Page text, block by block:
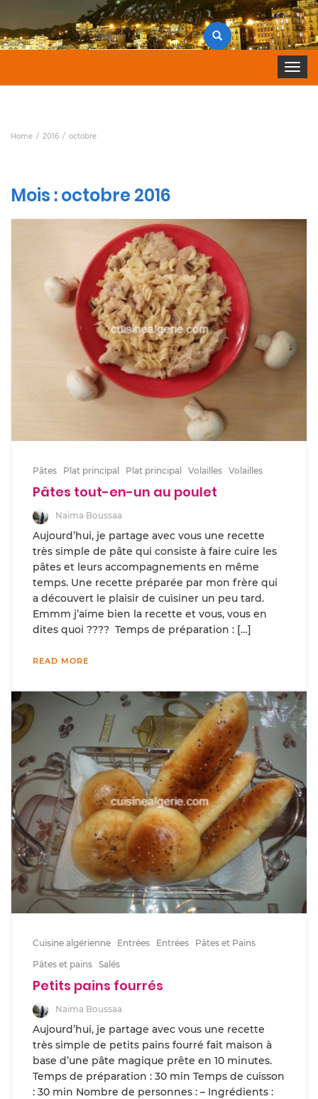
Search
for:
Toggle
Home 2016 octobre
Mois :octobre 2016
Pâtes Plat principal Plat principal Volailles Volailles
Pâtes tout-en-un au poulet
Naima Boussaa
Aujourd’hui, je partage avec vous une recette
très simple de pâte qui consiste à faire cuire les
pâtes et leurs accompagnements en même
temps. Une recette préparée par mon frère qui
a découvert le plaisir de cuisiner un peu tard.
Emmm j’aime bien la recette et vous, vous en
dites quoi ???? Temps de préparation : […]
READ MORE
Cuisine algérienne Entrées Entrées
Pâtes et Pains
Pâtes et pains Salés
Petits pains fourrés
Naima Boussaa
Aujourd’hui, je partage avec vous une recette
très simple de petits pains fourré fait maison à
base d’une pâte magique prête en 10 minutes.
Temps de préparation : 30 min Temps de cuisson
: 30 min Nombre de personnes : – Ingrédients :